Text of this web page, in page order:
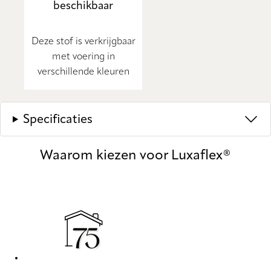
beschikbaar
Deze stof is verkrijgbaar
met voering in
verschillende kleuren
Specificaties
Waarom kiezen voor Luxaflex®